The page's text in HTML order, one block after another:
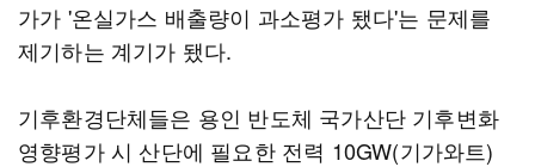
가가 '온실가스 배출량이 과소평가 됐다'는 문제를
제기하는 계기가 됐다.
기후환경단체들은 용인 반도체 국가산단 기후변화
영향평가 시 산단에 필요한 전력 10GW(기가와트)